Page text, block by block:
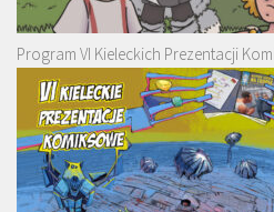
Program VI Kieleckich Prezentacji